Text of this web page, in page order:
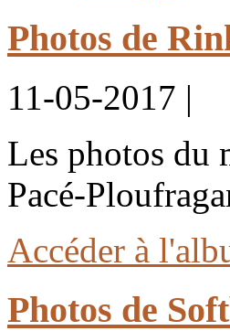
Photos de
11-05-2017 |
Les photos du
Pacé-
Accéder à
Photos de